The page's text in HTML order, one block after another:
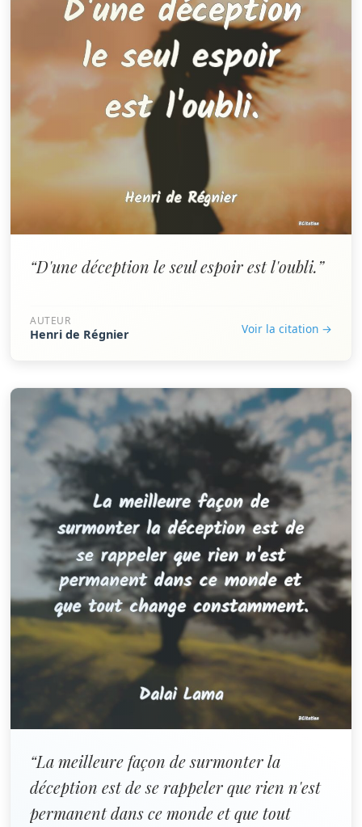
“D'une déception le seul espoir est l'oubli.”
AUTEUR
Henri de Régnier Voir la citation →
“La meilleure façon de surmonter la
déception est de se rappeler que rien n'est
permanent dans ce monde et que tout